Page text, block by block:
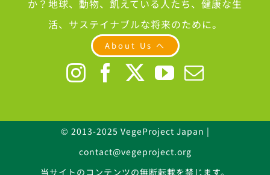
か？地球、動物、飢えている人たち、健康な生
活、サステイナブルな将来のために。
About Us へ
© 2013-2025 VegeProject Japan |
contact@vegeproject.org
当サイトのコンテンツの無断転載を禁じます。